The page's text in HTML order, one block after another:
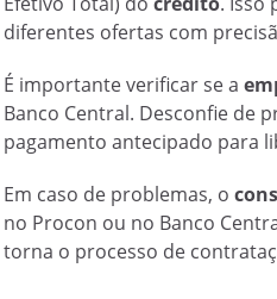
diferentes ofertas com
É importante verificar se a
Banco Central. Desconfie de
pagamento antecipado para
Em caso de problemas, o
no Procon ou no Banco
torna o processo de